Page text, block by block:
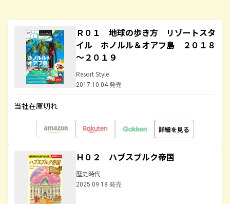
Ｒ０１ 地球の歩き方 リゾートスタ
イル ホノルル＆オアフ島 ２０１８
～２０１９
Resort Style
2017.10.04 発売
当社在庫切れ
詳細を見る
Ｈ０２ ハプスブルク帝国
歴史時代
2025.09.18 発売